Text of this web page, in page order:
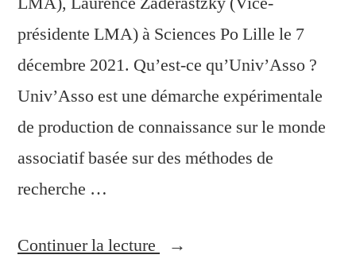
présidente LMA) à Sciences Po Lille le 7
décembre 2021. Qu’est-ce qu’Univ’Asso ?
Univ’Asso est une démarche expérimentale
de production de connaissance sur le monde
associatif basée sur des méthodes de
recherche …
Continuer la lecture